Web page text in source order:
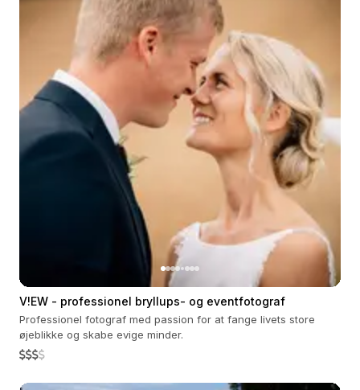
V!EW - professionel bryllups- og eventfotograf
Professionel fotograf med passion for at fange livets store
øjeblikke og skabe evige minder.